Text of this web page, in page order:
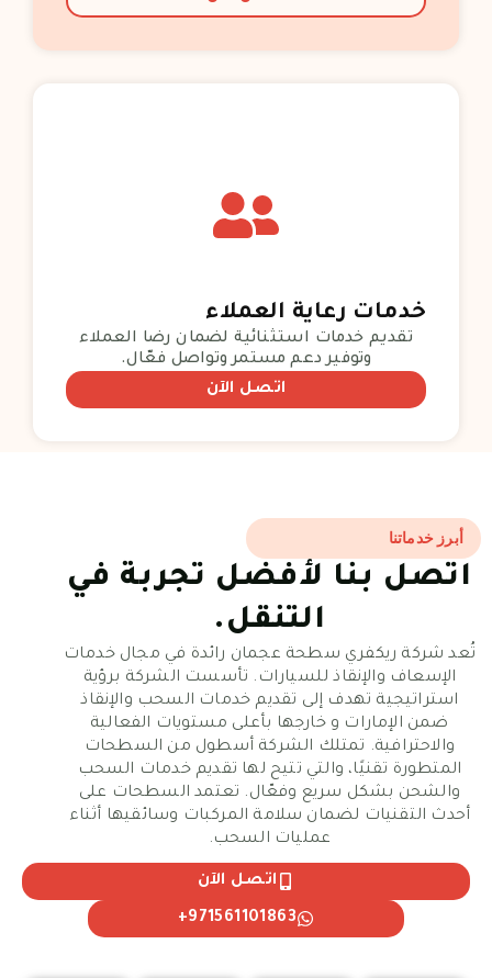
خدمات رعاية العملاء
تقديم خدمات استثنائية لضمان رضا العملاء
وتوفير دعم مستمر وتواصل فعّال.
اتصل الآن
أبرز خدماتنا
اتصل بنا لأفضل تجربة في
التنقل.
تُعد شركة ريكفري سطحة عجمان رائدة في مجال خدمات
الإسعاف والإنقاذ للسيارات. تأسست الشركة برؤية
استراتيجية تهدف إلى تقديم خدمات السحب والإنقاذ
ضمن الإمارات و خارجها بأعلى مستويات الفعالية
والاحترافية. تمتلك الشركة أسطول من السطحات
المتطورة تقنيًا، والتي تتيح لها تقديم خدمات السحب
والشحن بشكل سريع وفعّال. تعتمد السطحات على
أحدث التقنيات لضمان سلامة المركبات وسائقيها أثناء
عمليات السحب.
اتصل الآن
971561101863+